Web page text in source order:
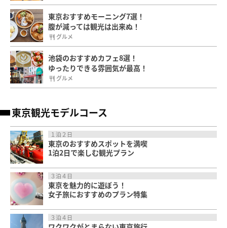
東京おすすめモーニング7選！
腹が減っては観光は出来ぬ！
グルメ
池袋のおすすめカフェ8選！
ゆったりできる雰囲気が最高！
グルメ
東京観光モデルコース
１泊２日
東京のおすすめスポットを満喫
1泊2日で楽しむ観光プラン
３泊４日
東京を魅力的に遊ぼう！
女子旅におすすめのプラン特集
３泊４日